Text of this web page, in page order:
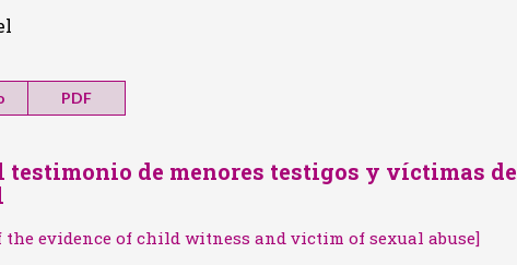
PDF
testimonio de menores testigos y víctimas de
evidence of child witness and victim of sexual abuse]